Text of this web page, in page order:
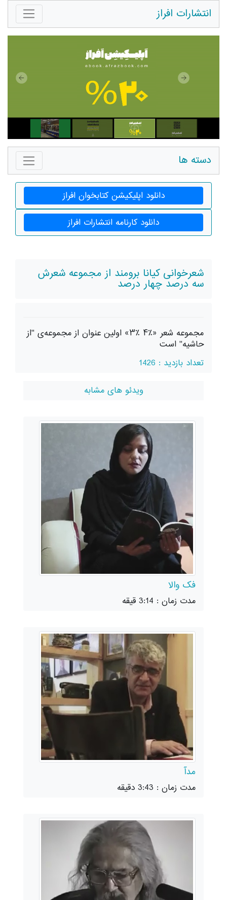
انتشارات افراز
دسته ها
دانلود اپلیکیشن کتابخوان افراز
دانلود کارنامه انتشارات افراز
شعرخوانی کیانا برومند از مجموعه شعرش
سه درصد چهار درصد
مجموعه شعر «٪۴ ٪۳» اولین عنوان از مجموعه‌ی "از
حاشیه" است
تعداد بازدید : 1426
ویدئو های مشابه
فک والا
مدت زمان : 3:14 قیقه
مدآ
مدت زمان : 3:43 دقیقه